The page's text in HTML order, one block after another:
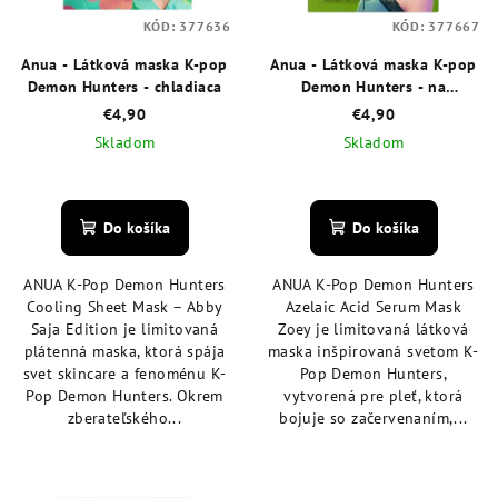
Anua - Látková maska K-pop
Demon Hunters - chladiaca
€4,90
Skladom
Do košíka
ANUA K-Pop Demon Hunters
Cooling Sheet Mask – Abby
Saja Edition je limitovaná
plátenná maska, ktorá spája
svet skincare a fenoménu K-
Pop Demon Hunters. Okrem
zberateľského...
KÓD: 377636
Anua - Látková maska K-pop
Demon Hunters - na
začervenanie
€4,90
Skladom
Do košíka
ANUA K-Pop Demon Hunters
Azelaic Acid Serum Mask
Zoey je limitovaná látková
maska inšpirovaná svetom K-
Pop Demon Hunters,
vytvorená pre pleť, ktorá
bojuje so začervenaním,...
KÓD: 377667